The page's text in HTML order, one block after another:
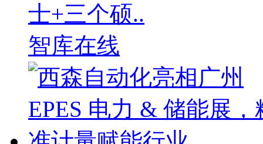
士+三个硕..
智库在线